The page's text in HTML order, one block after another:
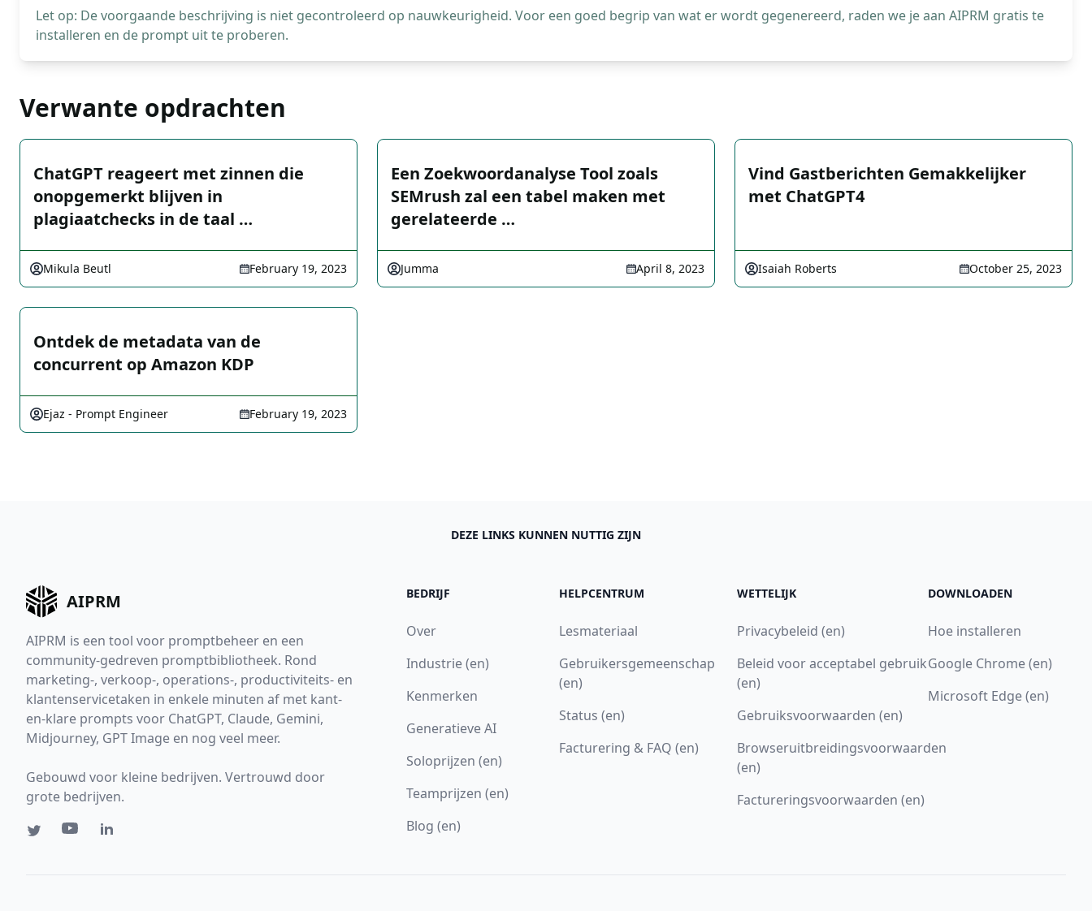
Let op: De voorgaande beschrijving is niet gecontroleerd op nauwkeurigheid. Voor een goed begrip van wat er wordt gegenereerd, raden we je aan AIPRM gratis te
installeren en de prompt uit te proberen.
Verwante opdrachten
ChatGPT reageert met zinnen die
onopgemerkt blijven in
plagiaatchecks in de taal …
Mikula Beutl February 19, 2023
Een Zoekwoordanalyse Tool zoals
SEMrush zal een tabel maken met
gerelateerde …
Jumma April 8, 2023
Vind Gastberichten Gemakkelijker
met ChatGPT4
Isaiah Roberts October 25, 2023
Ontdek de metadata van de
concurrent op Amazon KDP
Ejaz - Prompt Engineer February 19, 2023
DEZE LINKS KUNNEN NUTTIG ZIJN
AIPRM
AIPRM is een tool voor promptbeheer en een
community-gedreven promptbibliotheek. Rond
marketing-, verkoop-, operations-, productiviteits- en
klantenservicetaken in enkele minuten af met kant-
en-klare prompts voor ChatGPT, Claude, Gemini,
Midjourney, GPT Image en nog veel meer.
Gebouwd voor kleine bedrijven. Vertrouwd door
grote bedrijven.
BEDRIJF
Over
Industrie (en)
Kenmerken
Generatieve AI
Soloprijzen (en)
Teamprijzen (en)
Blog (en)
HELPCENTRUM
Lesmateriaal
Gebruikersgemeenschap
(en)
Status (en)
Facturering & FAQ (en)
WETTELIJK
Privacybeleid (en)
Beleid voor acceptabel gebruik
(en)
Gebruiksvoorwaarden (en)
Browseruitbreidingsvoorwaarden
(en)
Factureringsvoorwaarden (en)
DOWNLOADEN
Hoe installeren
Google Chrome (en)
Microsoft Edge (en)